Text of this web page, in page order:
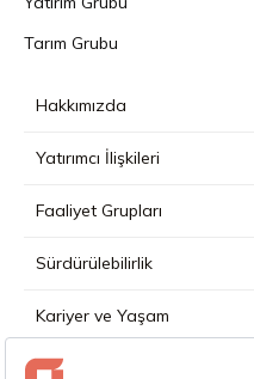
Tarım Grubu
Hakkımızda
Yatırımcı İlişkileri
Faaliyet Grupları
Sürdürülebilirlik
Kariyer ve Yaşam
Basın